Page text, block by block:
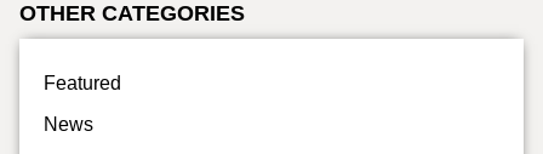
OTHER CATEGORIES
Featured
News